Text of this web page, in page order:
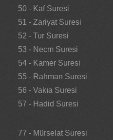
50 - Kaf Suresi
51 - Zariyat Suresi
52 - Tur Suresi
53 - Necm Suresi
54 - Kamer Suresi
55 - Rahman Suresi
56 - Vakıa Suresi
57 - Hadid Suresi
77 - Mürselat Suresi